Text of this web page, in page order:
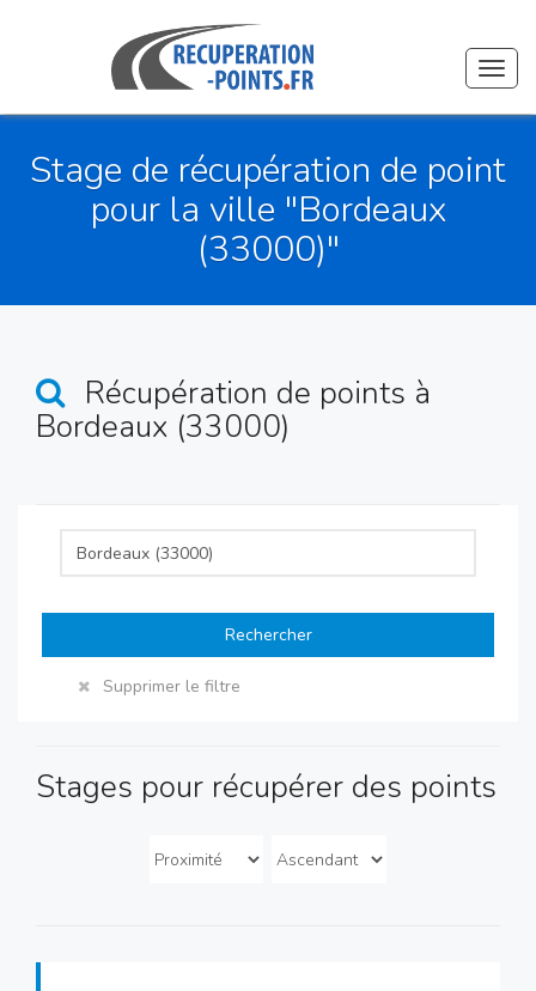
Stage de récupération de point
pour la ville "Bordeaux
(33000)"
Récupération de points à
Bordeaux (33000)
Rechercher
Supprimer le filtre
Stages pour récupérer des points